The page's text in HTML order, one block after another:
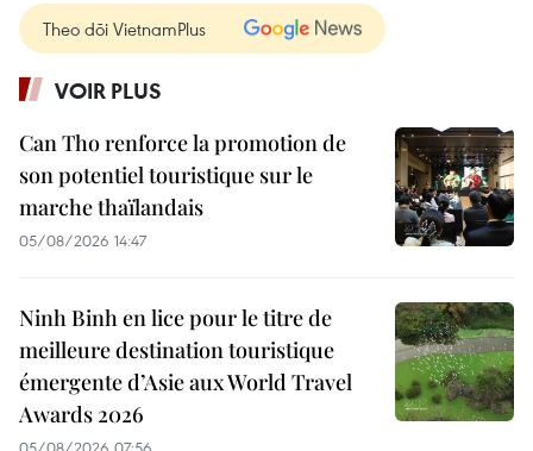
Theo dõi VietnamPlus
VOIR PLUS
Can Tho renforce la promotion de
son potentiel touristique sur le
marche thaïlandais
05/08/2026 14:47
Ninh Binh en lice pour le titre de
meilleure destination touristique
émergente d’Asie aux World Travel
Awards 2026